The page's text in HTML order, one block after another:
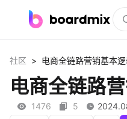
社区资源
下载
社区 > 电商全链路营销基本
电商全链路
1476 5